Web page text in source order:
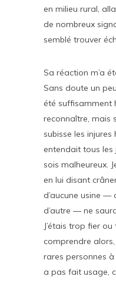
en milieu rural,
de nombreux
semblé trouver
Sa réaction m’a
Sans doute un
été suffisamment
reconnaître, mais
subisse les injures
entendait tous les
sois malheureux.
en lui disant
d’aucune usine —
d’autre — ne
J’étais trop fier
comprendre
rares personnes à
a pas fait usage,